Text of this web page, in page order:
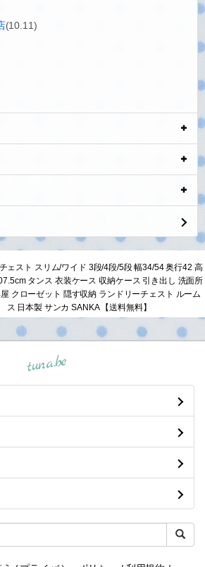
(10.11)
ェスト スリム/ワイド 3段/4段/5段 幅34/54 奥行42 高
タンス 衣装ケース 収納ケース 引き出し 洗面所
クローゼット 隠す収納 ランドリーチェスト ルーム
ス 日本製 サンカ SANKA 【送料無料】
tuna.be